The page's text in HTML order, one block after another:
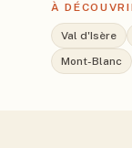
À
Val d'Isère
Mont-Blanc